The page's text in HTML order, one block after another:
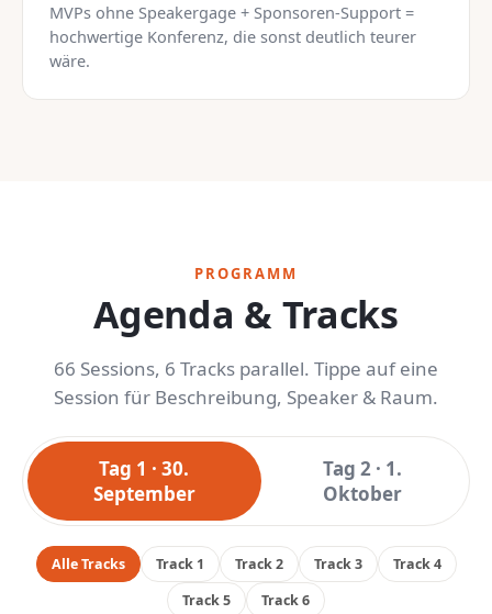
MVPs ohne Speakergage + Sponsoren-Support =
hochwertige Konferenz, die sonst deutlich teurer
wäre.
PROGRAMM
Agenda & Tracks
66 Sessions, 6 Tracks parallel. Tippe auf eine
Session für Beschreibung, Speaker & Raum.
Tag 1 · 30.
September
Tag 2 · 1.
Oktober
Alle Tracks Track 1 Track 2 Track 3
Track 4
Track 5
Track 6